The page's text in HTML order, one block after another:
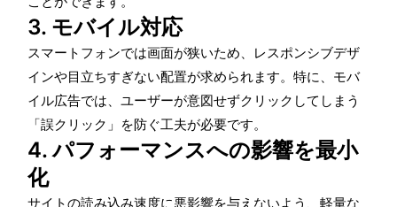
3. モバイル対応
スマートフォンでは画面が狭いため、レスポンシブデザ
インや目立ちすぎない配置が求められます。特に、モバ
イル広告では、ユーザーが意図せずクリックしてしまう
「誤クリック」を防ぐ工夫が必要です。
4. パフォーマンスへの影響を最小
化
サイトの読み込み速度に悪影響を与えないよう、軽量な